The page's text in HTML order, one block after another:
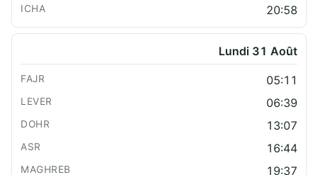
20:58
Lundi 31 Août
05:11
06:39
13:07
16:44
19:37